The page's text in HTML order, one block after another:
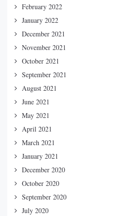
February 2022
January 2022
December 2021
November 2021
October 2021
September 2021
August 2021
June 2021
May 2021
April 2021
March 2021
January 2021
December 2020
October 2020
September 2020
July 2020